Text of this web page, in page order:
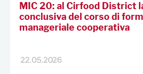
MIC 20: al Cirfood District
conclusiva del corso di
manageriale cooperativa
22.05.2026